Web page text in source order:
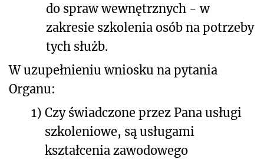
do spraw wewnętrznych - w
zakresie szkolenia osób na potrzeby
tych służb.
W uzupełnieniu wniosku na pytania
Organu:
1) Czy świadczone przez Pana usługi
szkoleniowe, są usługami
kształcenia zawodowego